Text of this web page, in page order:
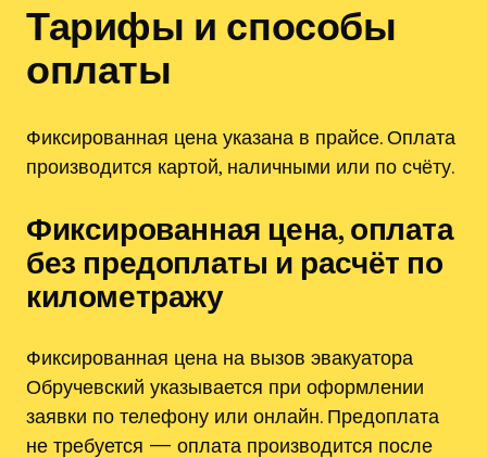
Тарифы и способы
оплаты
Фиксированная цена указана в прайсе. Оплата
производится картой, наличными или по счёту.
Фиксированная цена, оплата
без предоплаты и расчёт по
километражу
Фиксированная цена на вызов эвакуатора
Обручевский указывается при оформлении
заявки по телефону или онлайн. Предоплата
не требуется — оплата производится после